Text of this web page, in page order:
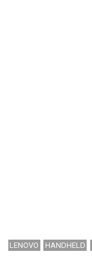
LENOVO HANDHELD